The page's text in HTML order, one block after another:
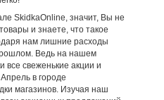
SkidkaOnline, значит, Вы не
и знаете, что такое
нам лишние расходы
Ведь на нашем
все свеженькие акции и
в городе
магазинов. Изучая наш